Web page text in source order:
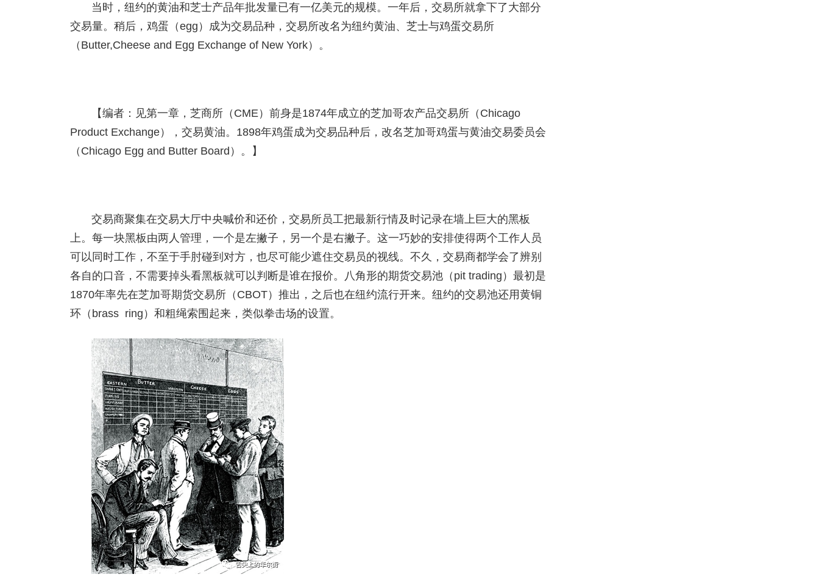
当时，纽约的黄油和芝士产品年批发量已有一亿美元的规模。一年后，交易所就拿下了大部分
交易量。稍后，鸡蛋（egg）成为交易品种，交易所改名为纽约黄油、芝士与鸡蛋交易所
（Butter,Cheese and Egg Exchange of New York）。
【编者：见第一章，芝商所（CME）前身是1874年成立的芝加哥农产品交易所（Chicago
Product Exchange），交易黄油。1898年鸡蛋成为交易品种后，改名芝加哥鸡蛋与黄油交易委员会
（Chicago Egg and Butter Board）。】
交易商聚集在交易大厅中央喊价和还价，交易所员工把最新行情及时记录在墙上巨大的黑板
上。每一块黑板由两人管理，一个是左撇子，另一个是右撇子。这一巧妙的安排使得两个工作人员
可以同时工作，不至于手肘碰到对方，也尽可能少遮住交易员的视线。不久，交易商都学会了辨别
各自的口音，不需要掉头看黑板就可以判断是谁在报价。八角形的期货交易池（pit trading）最初是
1870年率先在芝加哥期货交易所（CBOT）推出，之后也在纽约流行开来。纽约的交易池还用黄铜
环（brass ring）和粗绳索围起来，类似拳击场的设置。